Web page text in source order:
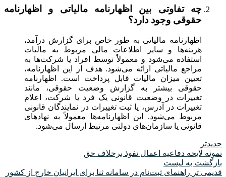
چه تفاوتی بین اظهارنامه مالیاتی و اظهارنامه
حقوقی وجود دارد؟
اظهارنامه مالیاتی به طور خاص برای گزارش درآمد،
هزینه‌ها و سایر اطلاعات مالی مربوط به مالیات
استفاده می‌شود و معمولاً توسط افراد یا شرکت‌ها به
مراجع مالیاتی ارائه می‌شود. هدف از این اظهارنامه،
تعیین میزان مالیات قابل پرداخت است. اظهارنامه
حقوقی بیشتر به گزارش وضعیت حقوقی، مانند
تغییرات در وضعیت قانونی یک فرد یا شرکت، اعلام
تغییرات در آدرس، یا ثبت تغییرات در نمایندگان قانونی
مربوط می‌شود. این اظهارنامه‌ها معمولاً به نهادهای
قانونی یا سازمان‌های دولتی مرتبط ارسال می‌شود.
جدیدتر
نمونه لایحه دفاعیه اعمال نفوذ برخلاف حق
بازگشت به لیست
قدیمی تر راهنمای ثبت‌نام در سامانه ثنا برای ایرانیان خارج از کشور